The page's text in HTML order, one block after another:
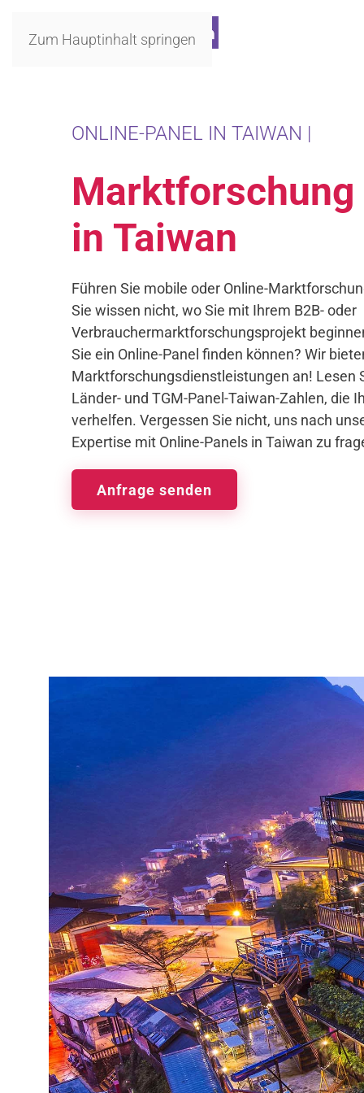
Zum Hauptinhalt springen
ONLINE-PANEL IN TAIWAN |
Marktforschung
in Taiwan
Führen Sie mobile oder Online-
Sie wissen nicht, wo Sie mit Ihrem B2B- oder
Verbrauchermarktforschungsprojekt
Sie ein Online-Panel finden können? Wir
Marktforschungsdienstleistungen an! Lesen
Länder- und TGM-Panel-Taiwan-Zahlen, die
verhelfen. Vergessen Sie nicht, uns nach
Expertise mit Online-Panels in Taiwan zu
Anfrage senden